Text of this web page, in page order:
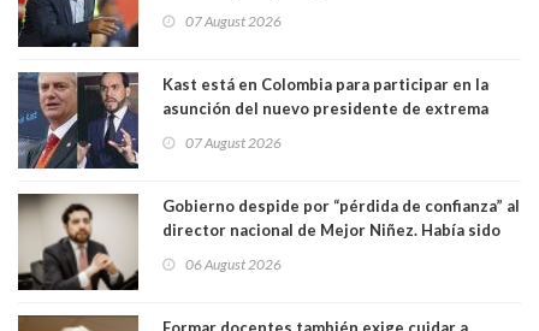
manejaba en estado de ebriedad
07 August 2026
Kast está en Colombia para participar en la
asunción del nuevo presidente de extrema
derecha Abelardo de la Espriella
07 August 2026
Gobierno despide por “pérdida de confianza” al
director nacional de Mejor Niñez. Había sido
elegido por Alta Dirección Pública
06 August 2026